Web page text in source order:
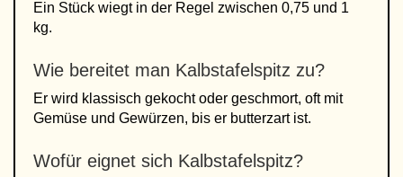
Ein Stück wiegt in der Regel zwischen 0,75 und 1
kg.
Wie bereitet man Kalbstafelspitz zu?
Er wird klassisch gekocht oder geschmort, oft mit
Gemüse und Gewürzen, bis er butterzart ist.
Wofür eignet sich Kalbstafelspitz?